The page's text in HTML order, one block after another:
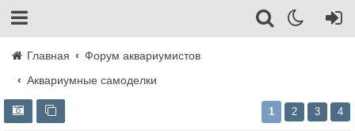
Главная
Форум аквариумистов
Аквариумные самоделки
1 2 3 4